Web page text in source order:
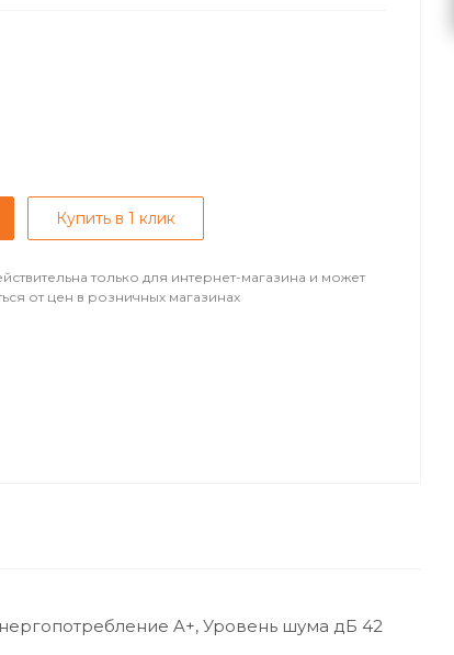
Купить в 1 клик
только для интернет-магазина и может
от цен в розничных магазинах
A+, Уровень шума дБ 42